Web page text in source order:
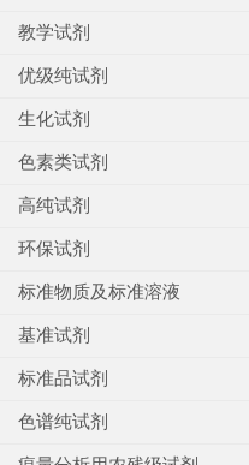
教学试剂
优级纯试剂
生化试剂
色素类试剂
高纯试剂
环保试剂
标准物质及标准溶液
基准试剂
标准品试剂
色谱纯试剂